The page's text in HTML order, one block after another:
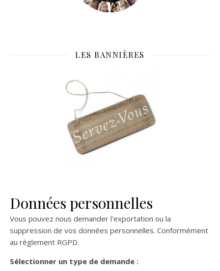
LES BANNIÈRES
Données personnelles
Vous pouvez nous demander l'exportation ou la
suppression de vos données personnelles. Conformément
au règlement RGPD.
Sélectionner un type de demande :